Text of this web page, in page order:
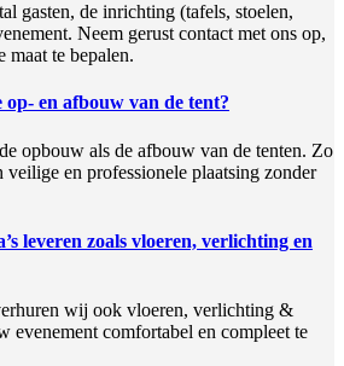
gasten, de inrichting (tafels, stoelen,
Neem gerust contact met ons op,
maat te bepalen.
en afbouw van de tent?
opbouw als de afbouw van de tenten. Zo
veilige en professionele plaatsing zonder
leveren zoals vloeren, verlichting en
wij ook vloeren, verlichting &
evenement comfortabel en compleet te